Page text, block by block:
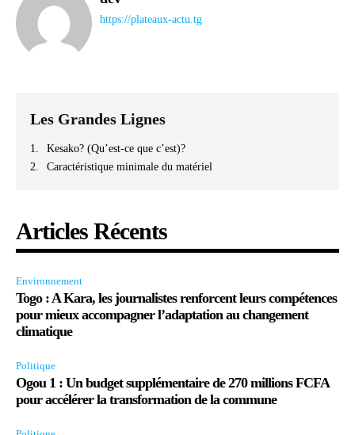
https://plateaux-actu.tg
Les Grandes Lignes
Kesako? (Qu’est-ce que c’est)?
Caractéristique minimale du matériel
Articles Récents
Environnement
Togo : A Kara, les journalistes renforcent leurs compétences
pour mieux accompagner l’adaptation au changement
climatique
Politique
Ogou 1 : Un budget supplémentaire de 270 millions FCFA
pour accélérer la transformation de la commune